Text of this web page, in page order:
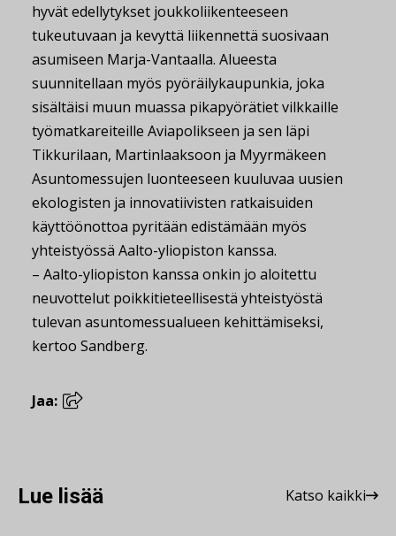
hyvät edellytykset joukkoliikenteeseen
tukeutuvaan ja kevyttä liikennettä suosivaan
asumiseen Marja-Vantaalla. Alueesta
suunnitellaan myös pyöräilykaupunkia, joka
sisältäisi muun muassa pikapyörätiet vilkkaille
työmatkareiteille Aviapolikseen ja sen läpi
Tikkurilaan, Martinlaaksoon ja Myyrmäkeen
Asuntomessujen luonteeseen kuuluvaa uusien
ekologisten ja innovatiivisten ratkaisuiden
käyttöönottoa pyritään edistämään myös
yhteistyössä Aalto-yliopiston kanssa.
– Aalto-yliopiston kanssa onkin jo aloitettu
neuvottelut poikkitieteellisestä yhteistyöstä
tulevan asuntomessualueen kehittämiseksi,
kertoo Sandberg.
Jaa:
Lue lisää Katso kaikki